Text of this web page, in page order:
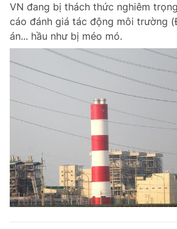
VN đang bị thách thức nghiêm
cáo đánh giá tác động môi trường
án... hầu như bị méo mó.